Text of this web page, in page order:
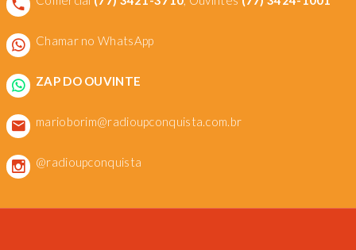
Chamar no WhatsApp
ZAP DO OUVINTE
marioborim@radioupconquista.com.br
@radioupconquista